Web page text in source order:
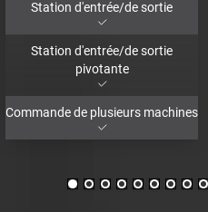
Station d'entrée/de sortie
Station d'entrée/de sortie
pivotante
Commande de plusieurs machines